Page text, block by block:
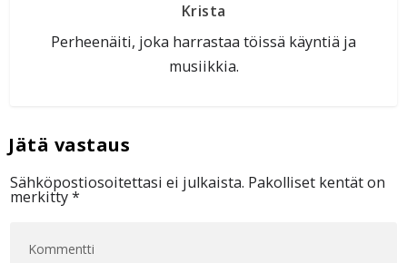
Krista
Perheenäiti, joka harrastaa töissä käyntiä ja
musiikkia.
Sähköpostiosoitettasi ei julkaista. Pakolliset kentät on
merkitty*